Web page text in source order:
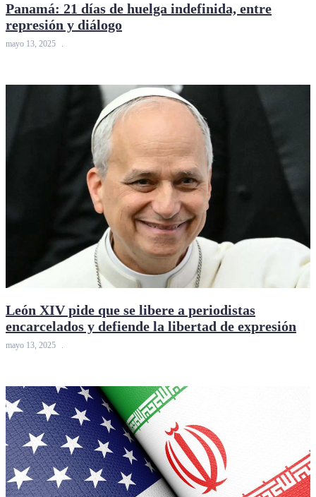
Panamá: 21 días de huelga indefinida, entre
represión y diálogo
mayo 13, 2025
León XIV pide que se libere a periodistas
encarcelados y defiende la libertad de expresión
mayo 13, 2025